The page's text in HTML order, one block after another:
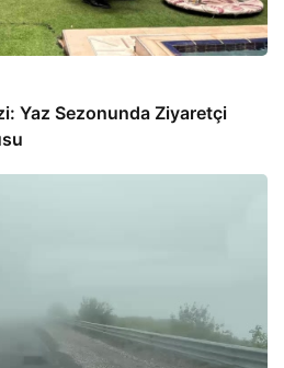
Yaz Sezonunda Ziyaretçi